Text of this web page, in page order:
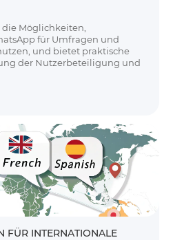
Möglichkeiten,
für Umfragen und
und bietet praktische
der Nutzerbeteiligung und
FÜR INTERNATIONALE